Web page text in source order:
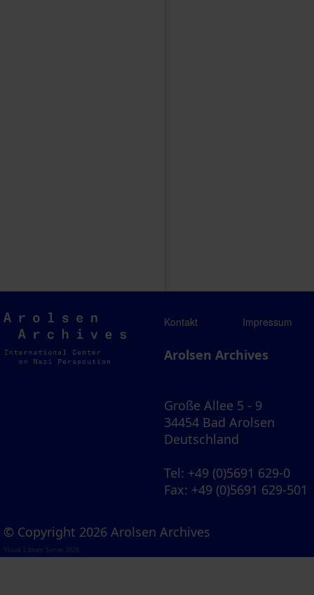
Arolsen
Archives
Kontakt Impressum
Arolsen Archives
Große Allee 5 - 9
34454 Bad Arolsen
Deutschland
Tel: +49 (0)5691 629-0
Fax: +49 (0)5691 629-501
© Copyright 2026 Arolsen Archives
Visual Library Server 2026